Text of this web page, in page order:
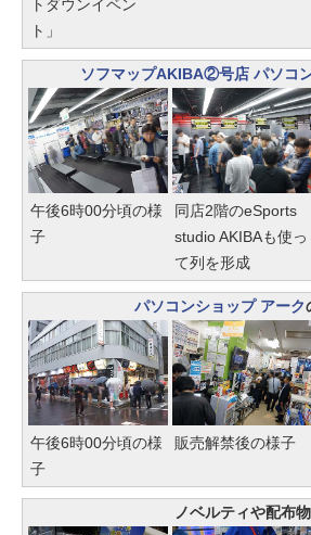
トダウンイベン
ト」
ソフマップAKIBA②号店 パソコ
午後6時00分頃の様
子
同店2階のeSports
studio AKIBAも使っ
て列を形成
パソコンショップ アーク
午後6時00分頃の様
子
販売解禁後の様子
ノベルティや配布物